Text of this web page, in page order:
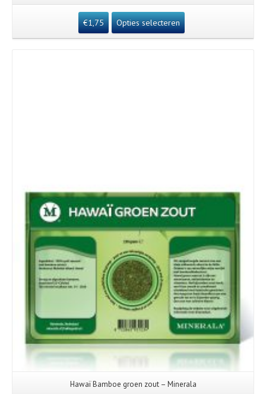
€1,75 Opties selecteren
Hawaï Bamboe groen zout – Minerala